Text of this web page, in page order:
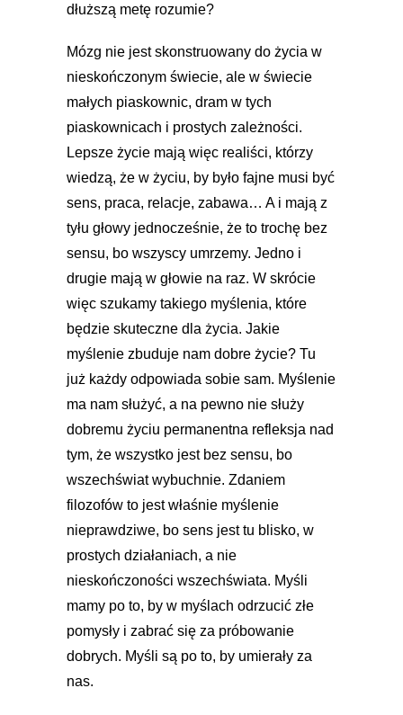
dłuższą metę rozumie?
Mózg nie jest skonstruowany do życia w
nieskończonym świecie, ale w świecie
małych piaskownic, dram w tych
piaskownicach i prostych zależności.
Lepsze życie mają więc realiści, którzy
wiedzą, że w życiu, by było fajne musi być
sens, praca, relacje, zabawa… A i mają z
tyłu głowy jednocześnie, że to trochę bez
sensu, bo wszyscy umrzemy. Jedno i
drugie mają w głowie na raz. W skrócie
więc szukamy takiego myślenia, które
będzie skuteczne dla życia. Jakie
myślenie zbuduje nam dobre życie? Tu
już każdy odpowiada sobie sam. Myślenie
ma nam służyć, a na pewno nie służy
dobremu życiu permanentna refleksja nad
tym, że wszystko jest bez sensu, bo
wszechświat wybuchnie. Zdaniem
filozofów to jest właśnie myślenie
nieprawdziwe, bo sens jest tu blisko, w
prostych działaniach, a nie
nieskończoności wszechświata. Myśli
mamy po to, by w myślach odrzucić złe
pomysły i zabrać się za próbowanie
dobrych. Myśli są po to, by umierały za
nas.